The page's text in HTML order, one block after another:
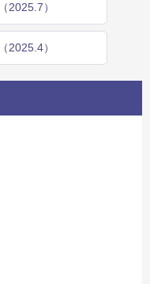
2025.7）
2025.4）